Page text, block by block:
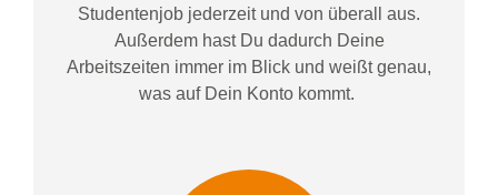
Studentenjob jederzeit und von überall aus.
Außerdem hast Du dadurch Deine
Arbeitszeiten immer im Blick und weißtgenau,
was auf Dein Konto kommt.